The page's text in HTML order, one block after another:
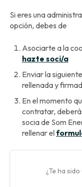
Si eres una
opción, debes de
Asociarte a la
hazte soci/a
Enviar la siguiente
rellenada y
En el momento
contratar,
socia de Som
rellenar el
¿Te ha